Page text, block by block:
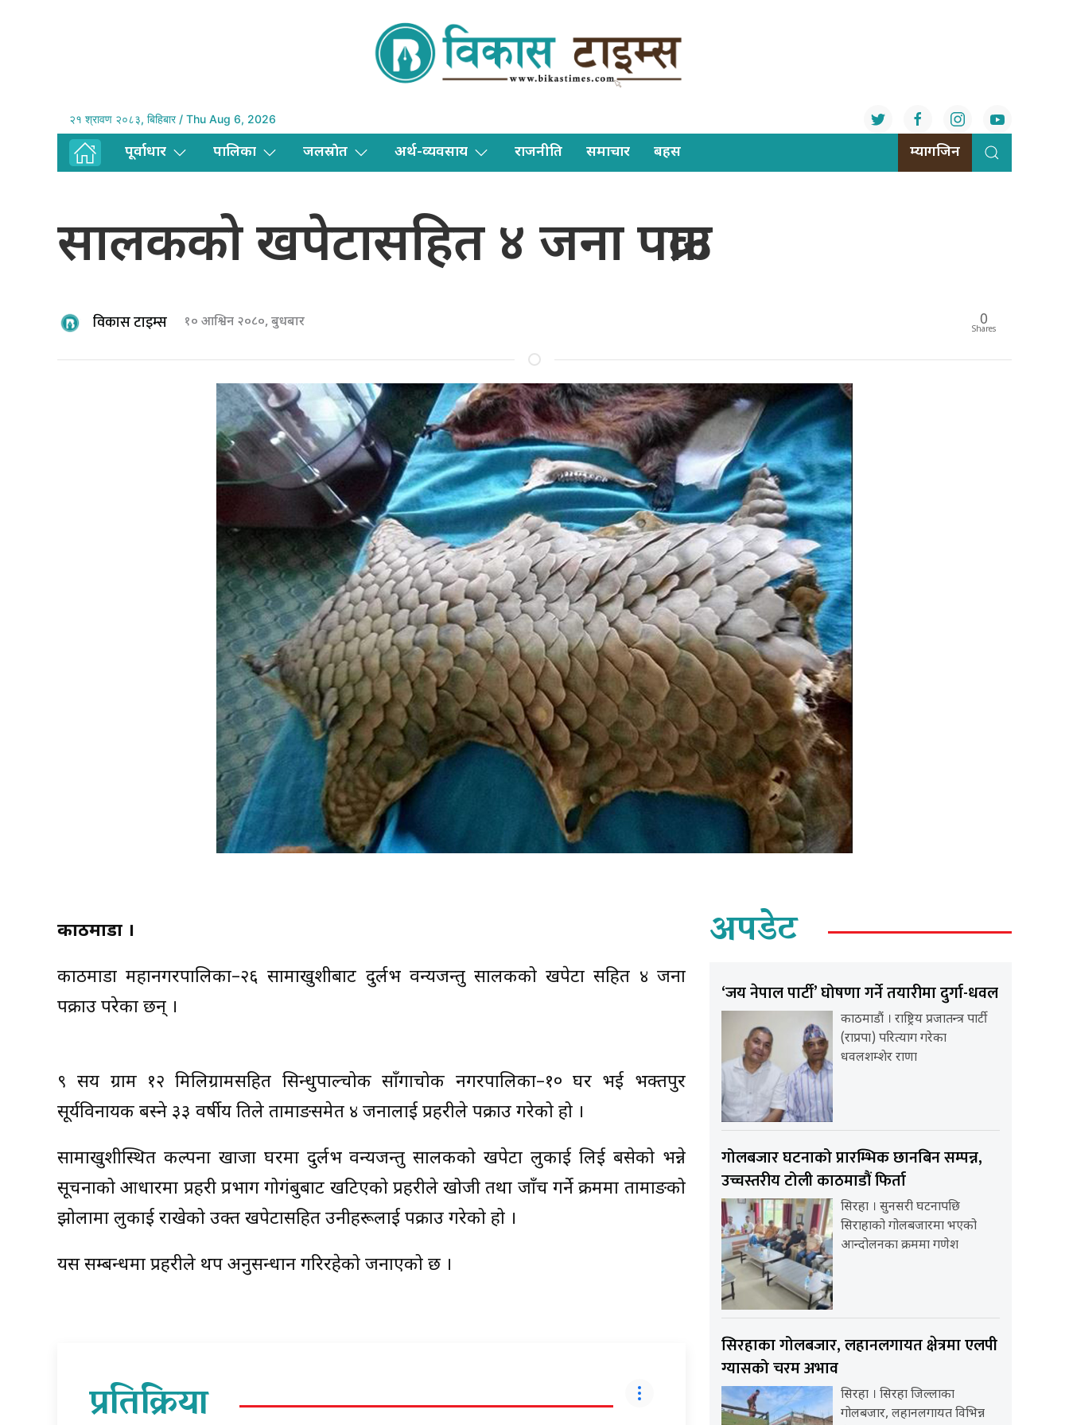
२१ श्रावण २०८३, बिहिबार / Thu Aug 6, 2026
पूर्वाधार पालिका जलस्राेत अर्थ-व्यवसाय राजनीति समाचार बहस म्यागजिन
सालकको खपेटासहित ४ जना पक्राउ
विकास टाइम्स १० आश्विन २०८०, बुधबार 0
Shares
काठमाडौं ।
काठमाडौं महानगरपालिका–२६ सामाखुशीबाट दुर्लभ वन्यजन्तु सालकको खपेटा सहित ४ जना
पक्राउ परेका छन् ।
९ सय ग्राम १२ मिलिग्रामसहित सिन्धुपाल्चोक साँगाचोक नगरपालिका–१० घर भई भक्तपुर
सूर्यविनायक बस्ने ३३ वर्षीय तिले तामाङसमेत ४ जनालाई प्रहरीले पक्राउ गरेको हो ।
सामाखुशीस्थित कल्पना खाजा घरमा दुर्लभ वन्यजन्तु सालकको खपेटा लुकाई लिई बसेको भन्ने
सूचनाको आधारमा प्रहरी प्रभाग गोगंबुबाट खटिएको प्रहरीले खोजी तथा जाँच गर्ने क्रममा तामाङको
झोलामा लुकाई राखेको उक्त खपेटासहित उनीहरूलाई पक्राउ गरेको हो ।
यस सम्बन्धमा प्रहरीले थप अनुसन्धान गरिरहेको जनाएको छ ।
प्रतिक्रिया
अपडेट
‘जय नेपाल पार्टी’ घोषणा गर्ने तयारीमा दुर्गा-धवल
काठमाडौं । राष्ट्रिय प्रजातन्त्र पार्टी
(राप्रपा) परित्याग गरेका
धवलशम्शेर राणा
गोलबजार घटनाको प्रारम्भिक छानबिन सम्पन्न,
उच्चस्तरीय टोली काठमाडौं फिर्ता
सिरहा । सुनसरी घटनापछि
सिराहाको गोलबजारमा भएको
आन्दोलनका क्रममा गणेश
सिरहाका गोलबजार, लहानलगायत क्षेत्रमा एलपी
ग्यासको चरम अभाव
सिरहा । सिरहा जिल्लाका
गोलबजार, लहानलगायत विभिन्न